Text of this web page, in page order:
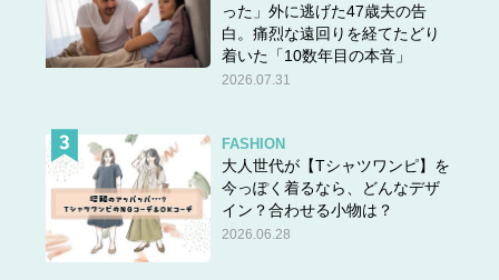
った」外に逃げた47歳夫の告
白。痛烈な遠回りを経てたどり
着いた「10数年目の本音」
2026.07.31
FASHION
大人世代が【Tシャツワンピ】を
今っぽく着るなら、どんなデザ
イン？合わせる小物は？
2026.06.28